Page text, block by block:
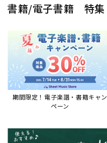
書籍/電子書籍 特集
期間限定！電子楽譜・書籍キャン
ペーン